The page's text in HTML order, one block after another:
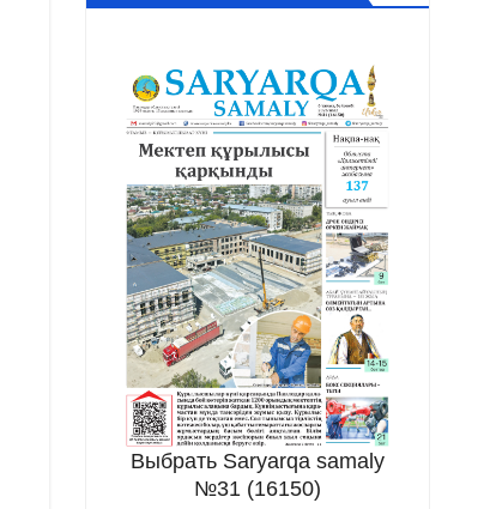
Выбрать Saryarqa samaly
№31 (16150)